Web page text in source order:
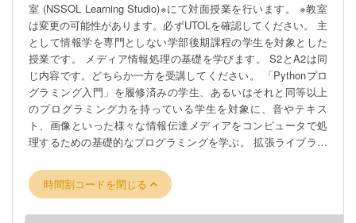
室 (NSSOL Learning Studio)※にて対面授業を行います。 ※教室
は変更の可能性があります。必ずUTOLを確認してください。 主
として情報学を専門としない学部後期課程の学生を対象とした
授業です。 メディア情報処理の基礎を学びます。 S2とA2は同
じ内容です。どちらか一方を受講してください。 「Pythonプロ
グラミング入門」を履修済みの学生、あるいはそれと同等以上
のプログラミング力を持っている学生を対象に、音やテキス
ト、画像といった様々な情報伝達メディアをコンピュータで処
理するための基礎的なプログラミングを学ぶ。 拡張ライブラリ
振る舞いを直感的に学ぶことで、Pythonを使ったメディア処理
への理解と興味を深めることを目的とする。
時間割コードを閉じる